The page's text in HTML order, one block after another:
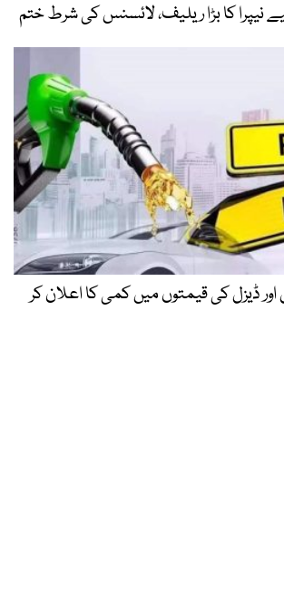
نیپرا کا بڑا ریلیف، لائسنس کی شرط ختم
ڈیزل کی قیمتوں میں کمی کا اعلان کر